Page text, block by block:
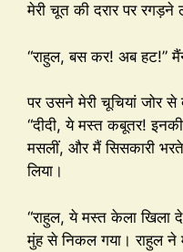
मेरी चूत की दरार पर रगड़ने
“राहुल, बस कर! अब हट!”
पर उसने मेरी चूचियां जोर से
“दीदी, ये मस्त कबूतर!
मसलीं, और मैं सिसकारी
लिया।
“राहुल, ये मस्त केला खिला
मुंह से निकल गया। राहुल ने